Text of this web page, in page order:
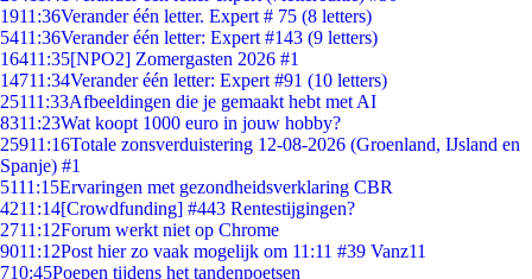
1911:36Verander één letter. Expert # 75 (8 letters)
5411:36Verander één letter: Expert #143 (9 letters)
16411:35[NPO2] Zomergasten 2026 #1
14711:34Verander één letter: Expert #91 (10 letters)
25111:33Afbeeldingen die je gemaakt hebt met AI
8311:23Wat koopt 1000 euro in jouw hobby?
25911:16Totale zonsverduistering 12-08-2026 (Groenland, IJsland en
Spanje) #1
5111:15Ervaringen met gezondheidsverklaring CBR
4211:14[Crowdfunding] #443 Rentestijgingen?
2711:12Forum werkt niet op Chrome
9011:12Post hier zo vaak mogelijk om 11:11 #39 Vanz11
710:45Poepen tijdens het tandenpoetsen